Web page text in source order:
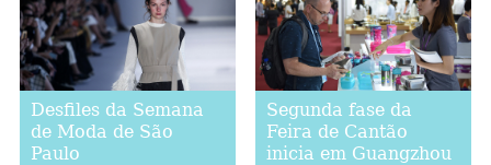
Desfiles da Semana
de Moda de São
Paulo
Segunda fase da
Feira de Cantão
inicia em Guangzhou